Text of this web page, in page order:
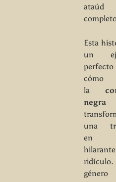
Esta
un
cómo
la
negra
una
en
género